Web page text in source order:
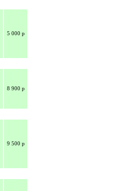
5 000 р
8 900 р
9 500 р